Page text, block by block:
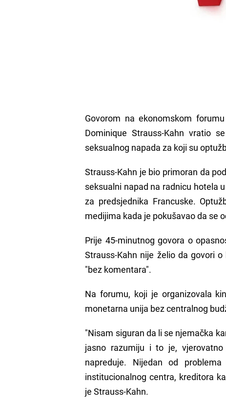
Govorom na ekonomskom
Dominique Strauss-Kahn vratio
seksualnog napada za koji su
Strauss-Kahn je bio primoran da
seksualni napad na radnicu hotela
za predsjednika Francuske.
medijima kada je pokušavao da se
Prije 45-minutnog govora o
Strauss-Kahn nije želio da govori
"bez komentara".
Na forumu, koji je organizovala
monetarna unija bez centralnog
"Nisam siguran da li se njemačka
jasno razumiju i to je,
napreduje. Nijedan od
institucionalnog centra, kreditora
je Strauss-Kahn.